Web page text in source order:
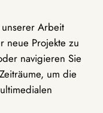
Arbeit
neue Projekte zu
navigieren Sie
um die